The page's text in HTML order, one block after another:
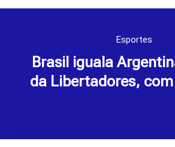
Esportes
Brasil iguala
da Libertadores,